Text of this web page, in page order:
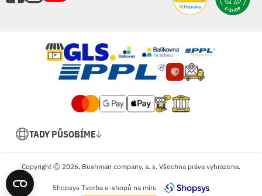
TADY PŮSOBÍME
Copyright Ⓒ 2026, Bushman company, a. s. Všechna práva vyhrazena.
Shopsys Tvorba e-shopů na míru